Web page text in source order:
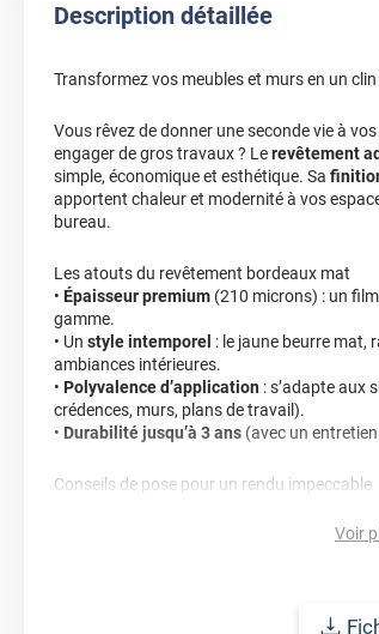
Description détaillée
Transformez vos meubles et murs en un
Vous rêvez de donner une seconde vie à
engager de gros travaux ? Lerevêtement
simple, économique et esthétique. Sa
apportent chaleur et modernité à vos
bureau.
Les atouts du revêtement bordeaux mat
• Épaisseur premium (210 microns) : un
gamme.
• Un style intemporel : le jaune beurre mat,
ambiances intérieures.
• Polyvalence d’application : s’adapte aux
crédences, murs, plans de travail).
• Durabilité jusqu’à 3 ans (avec un
Conseils de pose pour un rendu impeccable
• Vérifiez qu’elle est parfaitement sèche et
Voir